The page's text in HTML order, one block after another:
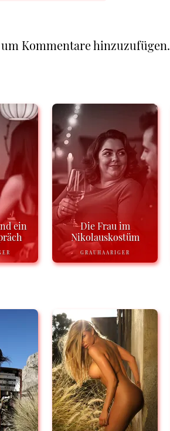
Kommentare hinzuzufügen.
ein
Die Frau im
Nikolauskostüm
GRAUHAARIGER